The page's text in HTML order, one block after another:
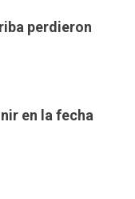
perdieron
en la fecha